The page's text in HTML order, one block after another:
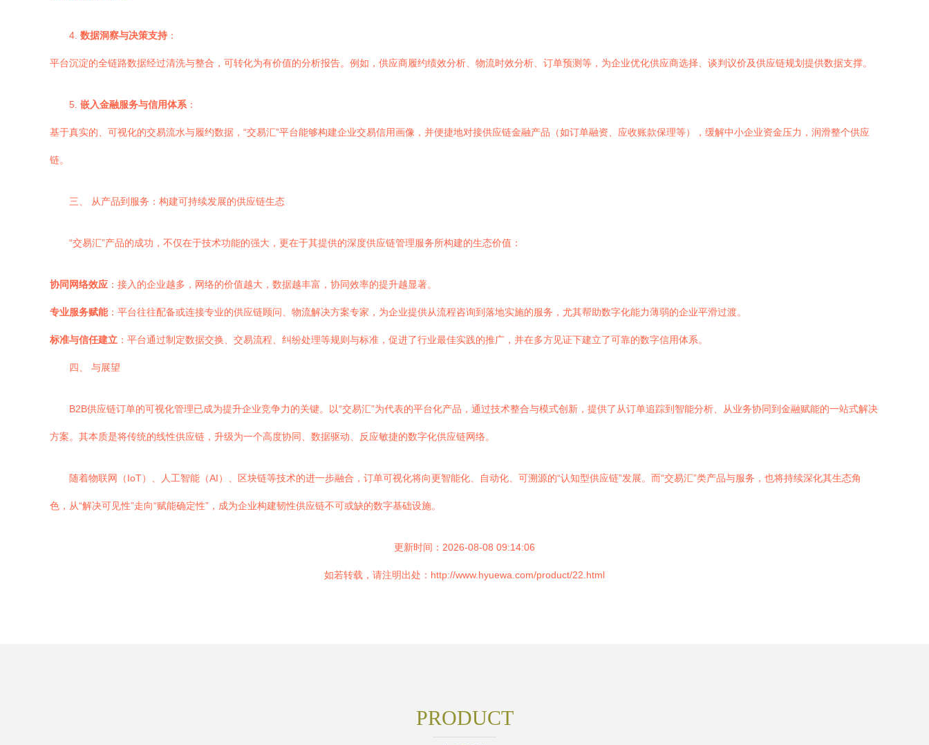
4. 数据洞察与决策支持 ：
平台沉淀的全链路数据经过清洗与整合，可转化为有价值的分析报告。例如，供应商履约绩效分析、物流时效分析、订单预测等，为企业优化供应商选择、谈判议价及供应链规划提供数据支撑。
5. 嵌入金融服务与信用体系 ：
基于真实的、可视化的交易流水与履约数据，“交易汇”平台能够构建企业交易信用画像，并便捷地对接供应链金融产品（如订单融资、应收账款保理等），缓解中小企业资金压力，润滑整个供应
链。
三、 从产品到服务：构建可持续发展的供应链生态
“交易汇”产品的成功，不仅在于技术功能的强大，更在于其提供的深度供应链管理服务所构建的生态价值：
协同网络效应 ：接入的企业越多，网络的价值越大，数据越丰富，协同效率的提升越显著。
专业服务赋能：平台往往配备或连接专业的供应链顾问、物流解决方案专家，为企业提供从流程咨询到落地实施的服务，尤其帮助数字化能力薄弱的企业平滑过渡。
标准与信任建立 ：平台通过制定数据交换、交易流程、纠纷处理等规则与标准，促进了行业最佳实践的推广，并在多方见证下建立了可靠的数字信用体系。
四、 与展望
B2B供应链订单的可视化管理已成为提升企业竞争力的关键。以“交易汇”为代表的平台化产品，通过技术整合与模式创新，提供了从订单追踪到智能分析、从业务协同到金融赋能的一站式解决
方案。其本质是将传统的线性供应链，升级为一个高度协同、数据驱动、反应敏捷的数字化供应链网络。
随着物联网（IoT）、人工智能（AI）、区块链等技术的进一步融合，订单可视化将向更智能化、自动化、可溯源的“认知型供应链”发展。而“交易汇”类产品与服务，也将持续深化其生态角
色，从“解决可见性”走向“赋能确定性”，成为企业构建韧性供应链不可或缺的数字基础设施。
更新时间：2026-08-08 09:14:06
如若转载，请注明出处：http://www.hyuewa.com/product/22.html
PRODUCT